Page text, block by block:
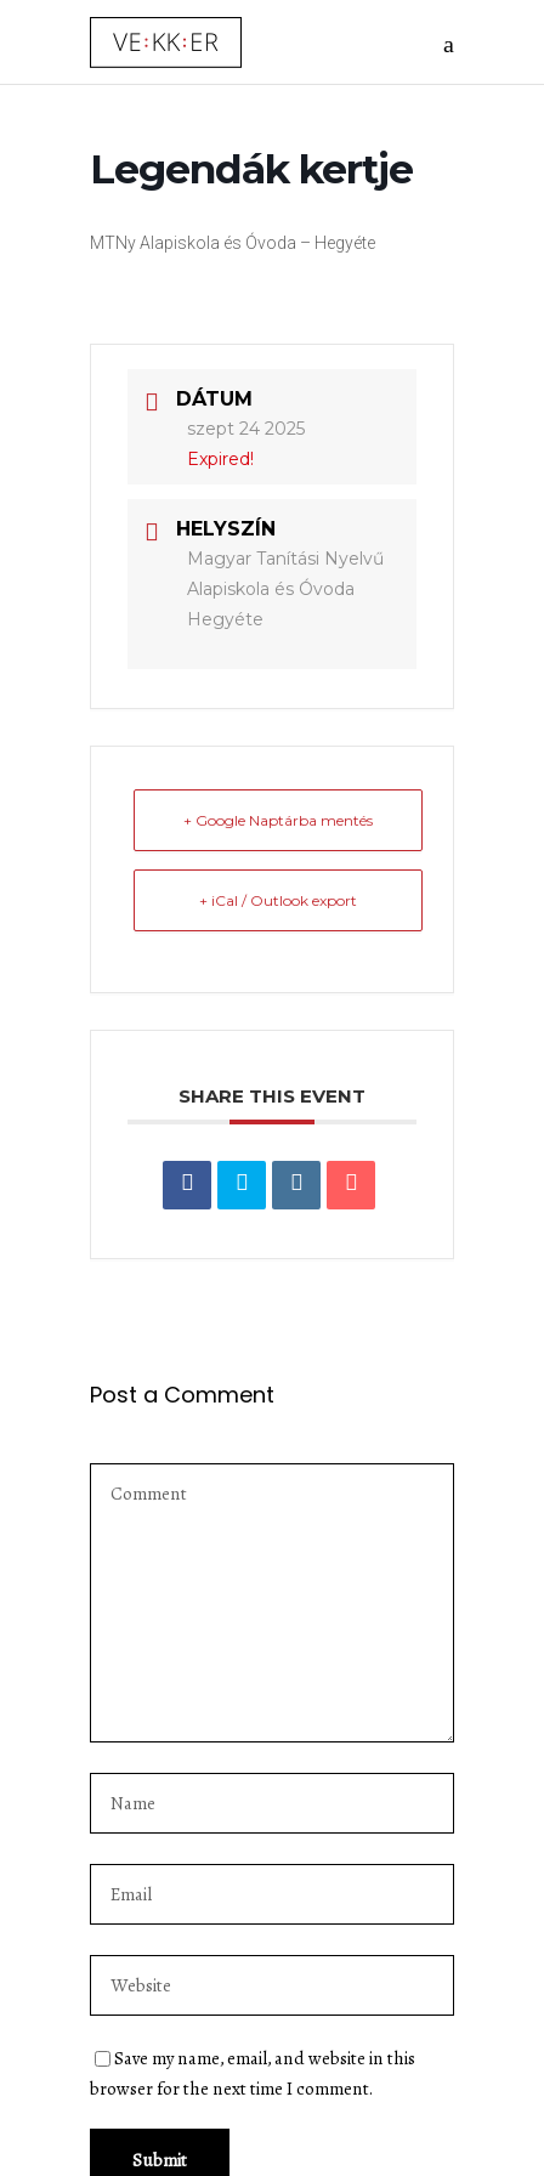
Legendák kertje
MTNy Alapiskola és Óvoda – Hegyéte
DÁTUM
szept 24 2025
Expired!
HELYSZÍN
Magyar Tanítási Nyelvű
Alapiskola és Óvoda
Hegyéte
+ Google Naptárba mentés
+ iCal / Outlook export
SHARE THIS EVENT
Post a Comment
Save my name, email, and website in this
browser for the next time I comment.
Submit